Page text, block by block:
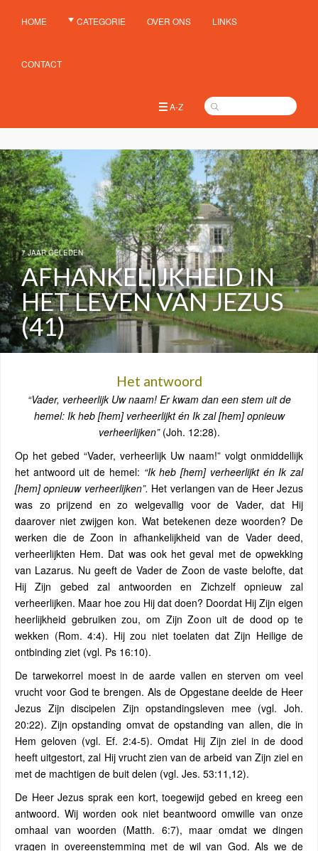
HOME CATEGORIE OVER ONS LINKS
CONTACT
A-Z
7 JAAR GELEDEN
AFHANKELIJKHEID IN
HET LEVEN VAN JEZUS
(41)
Het antwoord
“Vader, verheerlijk Uw naam! Er kwam dan een stem uit de
hemel: Ik heb [hem] verheerlijkt én Ik zal [hem] opnieuw
verheerlijken” (Joh. 12:28).
Op het gebed “Vader, verheerlijk Uw naam!” volgt onmiddellijk
het antwoord uit de hemel: “Ik heb [hem] verheerlijkt én Ik zal
[hem] opnieuw verheerlijken”. Het verlangen van de Heer Jezus
was zo prijzend en zo welgevallig voor de Vader, dat Hij
daarover niet zwijgen kon. Wat betekenen deze woorden? De
werken die de Zoon in afhankelijkheid van de Vader deed,
verheerlijkten Hem. Dat was ook het geval met de opwekking
van Lazarus. Nu geeft de Vader de Zoon de vaste belofte, dat
Hij Zijn gebed zal antwoorden en Zichzelf opnieuw zal
verheerlijken. Maar hoe zou Hij dat doen? Doordat Hij Zijn eigen
heerlijkheid gebruiken zou, om Zijn Zoon uit de dood op te
wekken (Rom. 4:4). Hij zou niet toelaten dat Zijn Heilige de
ontbinding ziet (vgl. Ps 16:10).
De tarwekorrel moest in de aarde vallen en sterven om veel
vrucht voor God te brengen. Als de Opgestane deelde de Heer
Jezus Zijn discipelen Zijn opstandingsleven mee (vgl. Joh.
20:22). Zijn opstanding omvat de opstanding van allen, die in
Hem geloven (vgl. Ef. 2:4-5). Omdat Hij Zijn ziel in de dood
heeft uitgestort, zal Hij vrucht zien van de arbeid van Zijn ziel en
met de machtigen de buit delen (vgl. Jes. 53:11,12).
De Heer Jezus sprak een kort, toegewijd gebed en kreeg een
antwoord. Wij worden ook niet beantwoord omwille van onze
omhaal van woorden (Matth. 6:7), maar omdat we dingen
vragen in overeenstemming met de wil van God. Als we de